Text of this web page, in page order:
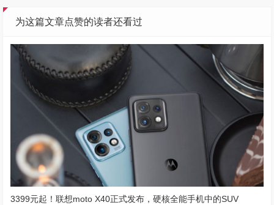
为这篇文章点赞的读者还看过
3399元起！联想moto X40正式发布，硬核全能手机中的SUV